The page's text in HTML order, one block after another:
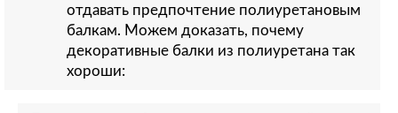
отдавать предпочтение полиуретановым
балкам. Можем доказать, почему
декоративные балки из полиуретана так
хороши: